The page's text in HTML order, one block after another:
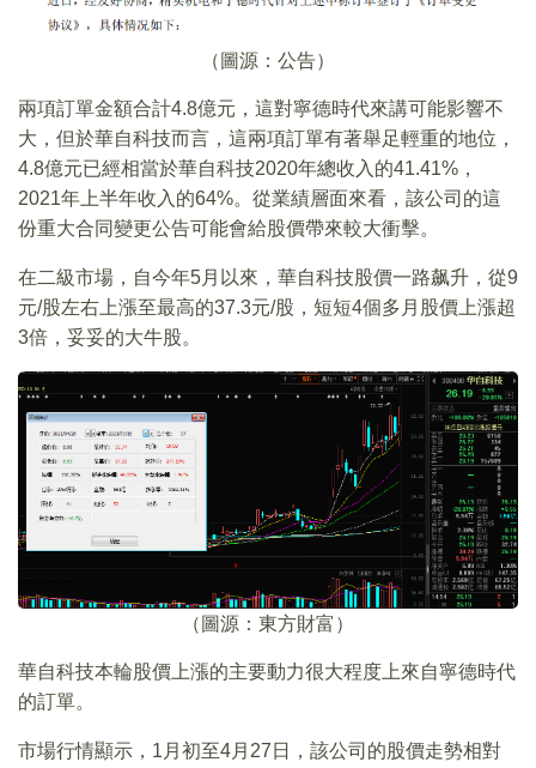
（圖源：公告）
兩項訂單金額合計4.8億元，這對寧德時代來講可能影響不
大，但於華自科技而言，這兩項訂單有著舉足輕重的地位，
4.8億元已經相當於華自科技2020年總收入的41.41%，
2021年上半年收入的64%。從業績層面來看，該公司的這
份重大合同變更公告可能會給股價帶來較大衝擊。
在二級市場，自今年5月以來，華自科技股價一路飙升，從9
元/股左右上漲至最高的37.3元/股，短短4個多月股價上漲超
3倍，妥妥的大牛股。
（圖源：東方財富）
華自科技本輪股價上漲的主要動力很大程度上來自寧德時代
的訂單。
市場行情顯示，1月初至4月27日，該公司的股價走勢相對